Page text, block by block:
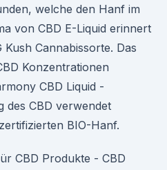
welche den Hanf im
von CBD E-Liquid erinnert
Cannabissorte. Das
Konzentrationen
CBD Liquid -
des CBD verwendet
BIO-Hanf.
CBD Produkte - CBD